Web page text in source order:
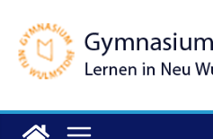
Inhalt
springen